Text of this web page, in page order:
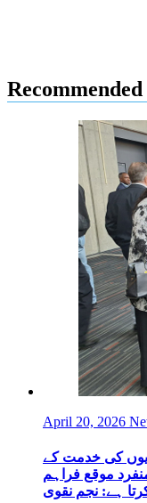
April 20, 2026
برادریوں کی خدمت کے
موقع فراہم
ہے: نجم نقوی